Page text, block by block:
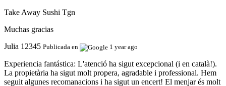
Take Away Sushi Tgn
Muchas gracias
Julia 12345 Publicada en 1 year ago
Experiencia fantástica: L'atenció ha sigut excepcional (i en català!).
La propietària ha sigut molt propera, agradable i professional. Hem
seguit algunes recomanacions i ha sigut un encert! El menjar és molt